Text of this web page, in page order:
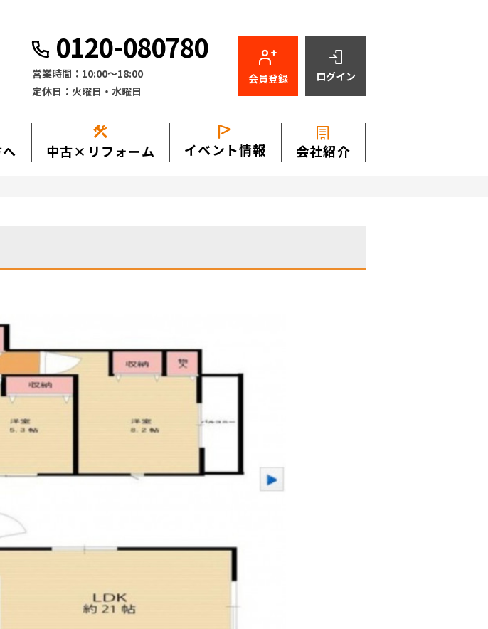
0120-080780
営業時間：10:00〜18:00
定休日：火曜日・水曜日
会員登録 ログイン
construction
中古×リフォーム イベント情報 会社紹介